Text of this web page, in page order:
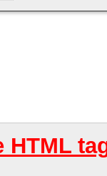
HTML